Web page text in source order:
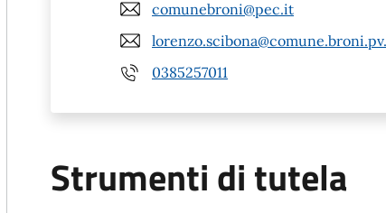
comunebroni@pec.it
0385257011
Strumenti di tutela